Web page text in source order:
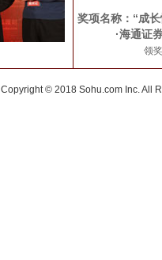
奖项名称：“成
·海通证
领
Copyright © 2018 Sohu.com Inc. All